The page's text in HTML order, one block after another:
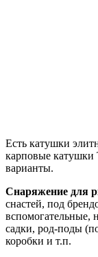
Есть катушки
карповые катушки
варианты.
Снаряжение для
снастей, под
вспомогательные,
садки, род-поды
коробки и т.п.